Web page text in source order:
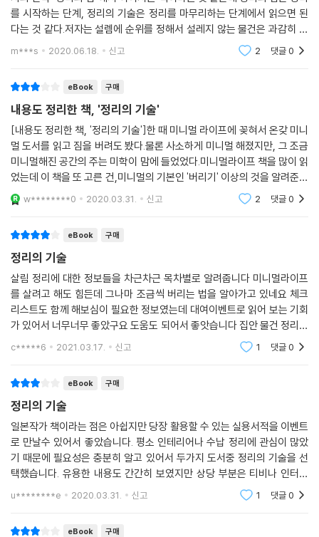
--- p.135
주방 소품의 3대 카테고리를 꼽자면 크게 ‘먹는 도구’, ‘만드는 도구’, ‘먹을
혼자 생활하는 사람이라면 ‘먹는 도구(식기, 나이프, 포크, 스푼 등)’, ‘만드
다음에, 모아서 한 번에 수납하도록 하자.
--- p.190
기를 끝마치도록’ 안내한 책이었다면, 『정리의 기술』은 물건 버리기 작업
을 통해 설렘의 감도를 높이도록 훈련시키고, 남겨진 설레는 물건을 소중
히 다루고 수납하는 법을 작은 것부터 하나하나 설명하고 있는 실천 안내
서다. 속옷 개는 법부터 주방 수납법까지, 정리 초보자라도 곤도 마리에의
◎ 정리를 해봤지만 예전으로 되돌아간 당신을 위한 체크 리스트
1. 정리하기 전에 이상적인 생활을 상상했는가
2. ‘버리기’를 전부 끝냈는가
3. 물건들을 한곳에 모아 쌓아놓고 설레는 물건을 구별하는 작업을 했는가
4. 설렘을 확인할 때 물건을 직접 손에 들어보았는가
5. 의류 ? 책 ? 서류 ? 소품류 ? 추억의 물건 순으로 정리했는가
7. 자리가 정해지지 않은 물건이 아직 남아 있는가
8. 한 번에, 단기간에, 완벽하게, 정리 축제를 끝냈는가
곤도 마리에는 정리를 잘하는 사람이든 못하는 사람이든, 부지런한 사람이
든 만사를 귀찮아하는 사람이든 누구나 정리를 끝낼 수 있다고 주장한다.
우리는 제대로 정리에 대해서 배운 적이 없고, 제대로 정리된 상태를 경험
한 적이 없을 뿐이다. 곤도 마리에 철학과 노하우에 따라 설레는 물건만 제
릴 수 있을 것이다.
를 시작하는 단계, 정리의 기술은 정리를 마무리하는 단계에서 읽으면 된
다는 것 같다.저자는 설렘에 순위를 정해서 설레지 않는 물건은 과감히 버
리라고 조언하며 구체적인 정리 기술들을 알려준다. 솔직히 읽기 전에는
m***s 2020.06.18. 신고 2 댓글0
eBook 구매
내용도 정리한 책, '정리의 기술'
[내용도 정리한 책, '정리의 기술']한 때 미니멀 라이프에 꽂혀서 온갖 미니
멀 도서를 읽고 짐을 버려도 봤다.물론 사소하게 미니멀 해졌지만, 그 조금
미니멀해진 공간의 주는 미학이 맘에 들었었다.미니멀라이프 책을 많이 읽
었는데 이 책을 또 고른 건,미니멀의 기본인 '버리기' 이상의 것을 알려준다
그래서 였다.사실 대다수의 미니멀라이프 도서가 버리기를 강조하기에.그
래서 이
w********0 2020.03.31. 신고 2 댓글0
eBook 구매
정리의 기술
살림 정리에 대한 정보들을 차근차근 목차별로 알려줍니다 미니멀라이프
를 살려고 해도 힘든데 그나마 조금씩 버리는 법을 알아가고 있네요 체크
리스트도 함께 해보심이 필요한 정보였는데 대여이벤트로 읽어 보는 기회
가 있어서 너무너무 좋았구요 도움도 되어서 좋앗습니다 집안 물건 정리를
어떻게 할지 막막하신 분들은 한번쯤 읽어보셔도 좋을거같다는 생각을 했
c*****6 2021.03.17. 신고 1 댓글0
eBook 구매
정리의 기술
일본작가 책이라는 점은 아쉽지만 당장 활용할 수 있는 실용서적을 이벤트
로 만날수 있어서 좋았습니다. 평소 인테리어나 수납 정리에 관심이 많았
기 때문에 필요성은 충분히 알고 있어서 두가지 도서중 정리의 기술을 선
택했습니다. 유용한 내용도 간간히 보였지만 상당 부분은 티비나 인터넷
등에서 널리 알려진 이미 알고 있는 내용이었습니다. 그리고 그림이나 사
u********e 2020.03.31. 신고 1 댓글0
eBook 구매